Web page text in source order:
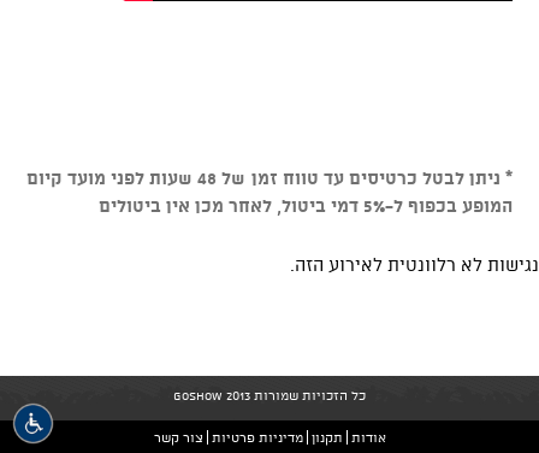
* ניתן לבטל כרטיסים עד טווח זמן של 48 שעות לפני מועד קיום
המופע בכפוף ל-5% דמי ביטול, לאחר מכן אין ביטולים
נגישות לא רלוונטית לאירוע הזה.
כל הזכויות שמורות GoShow 2013
אודות תקנון מדיניות פרטיות צור קשר